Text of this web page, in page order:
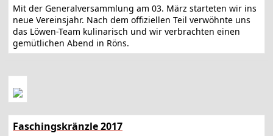
Mit der Generalversammlung am 03. März starteten wir ins
neue Vereinsjahr. Nach dem offiziellen Teil verwöhnte uns
das Löwen-Team kulinarisch und wir verbrachten einen
gemütlichen Abend in Röns.
Faschingskränzle 2017